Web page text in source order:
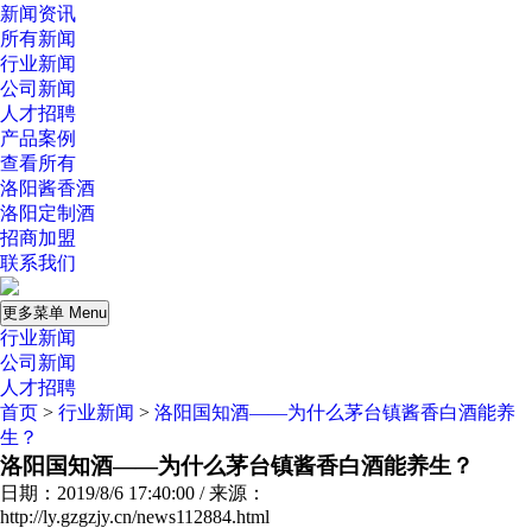
新闻资讯
所有新闻
行业新闻
公司新闻
人才招聘
产品案例
查看所有
洛阳酱香酒
洛阳定制酒
招商加盟
联系我们
更多菜单 Menu
行业新闻
公司新闻
人才招聘
首页 > 行业新闻 > 洛阳国知酒——为什么茅台镇酱香白酒能养
生？
洛阳国知酒——为什么茅台镇酱香白酒能养生？
日期：2019/8/6 17:40:00 / 来源：
http://ly.gzgzjy.cn/news112884.html